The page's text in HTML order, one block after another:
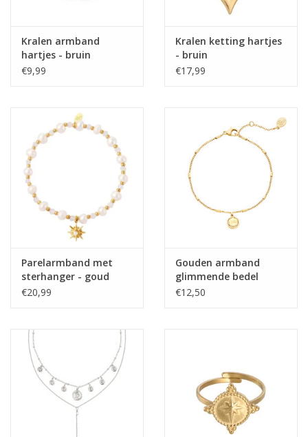
Kralen armband
hartjes - bruin
€9,99
Kralen ketting hartjes
- bruin
€17,99
Parelarmband met
sterhanger - goud
€20,99
Gouden armband
glimmende bedel
€12,50